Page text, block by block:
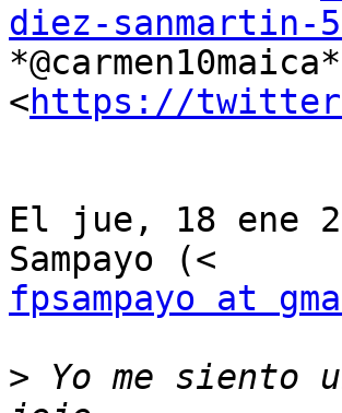
diez-sanmartin-
*@carmen10maica*
<https://
El jue, 18 ene
fpsampayo at
> Yo me siento